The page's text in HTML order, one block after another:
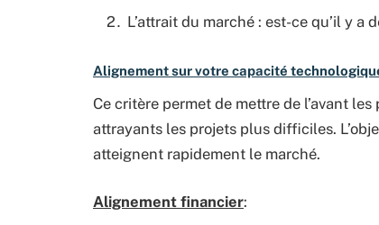
L’attrait du marché : est-ce qu’il y
Alignement sur votre capacité
Ce critère permet de mettre de l’avant
attrayants les projets plus difficiles.
atteignent rapidement le marché.
Alignement financier: